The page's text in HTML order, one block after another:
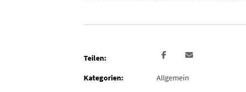
Teilen:
Kategorien: Allgemein